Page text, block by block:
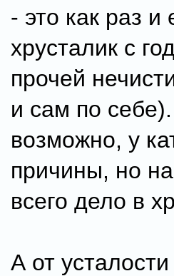
- это как раз и
хрусталик с
прочей
и сам по
возможно, у
причины, но
всего дело в
А от